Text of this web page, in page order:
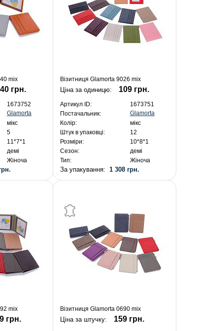
mix
грн.
1673752
Glamorta
мікс
5
11*7*1
демі
Жіноча
Візитниця Glamorta 9026 mix
Ціна за одиницю: 109 грн.
Артикул ID:
1673751
Постачальник:
Glamorta
Колір:
мікс
Штук в упаковці:
12
Розміри:
10*8*1
Сезон:
демі
Тип:
Жіноча
За упакування: 1 308 грн.
mix
грн.
Візитниця Glamorta 0690 mix
Ціна за штучку: 159 грн.